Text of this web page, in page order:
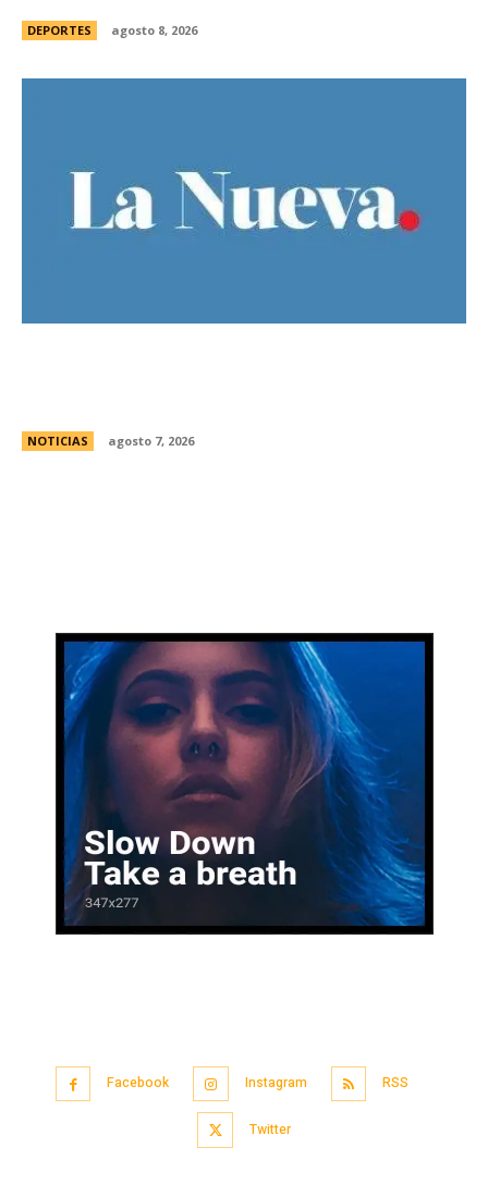
DEPORTES agosto 8, 2026
NOTICIAS agosto 7, 2026
Facebook Instagram RSS
Twitter